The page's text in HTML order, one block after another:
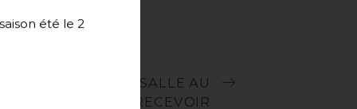
LE SERVICE EN SALLE AU
FLOCONS DE SEL : RECEVOIR
été le 2